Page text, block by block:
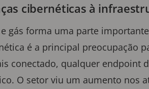
cibernéticas à
gás forma uma parte
é a principal preocupação
conectado, qualquer endpoint
O setor viu um aumento nos